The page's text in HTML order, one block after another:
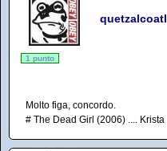
quetzalcoatl
1 punto
Molto figa, concordo.
# The Dead Girl (2006) .... Krista